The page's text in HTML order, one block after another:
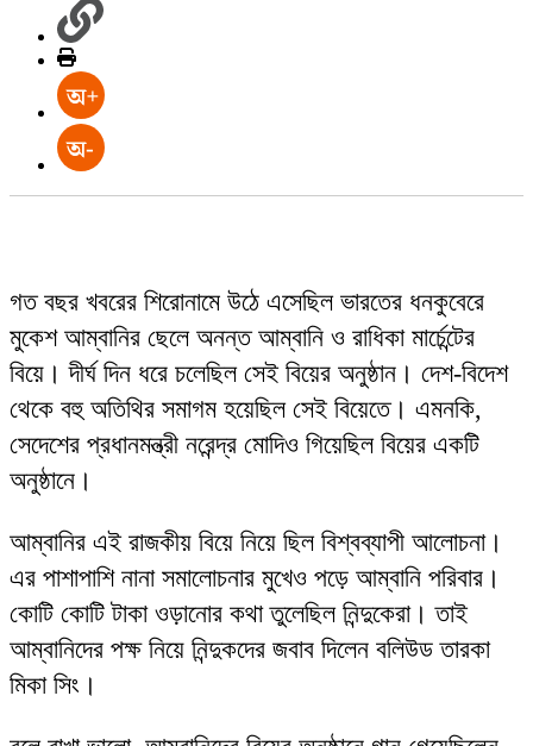
গত বছর খবরের শিরোনামে উঠে এসেছিল ভারতের ধনকুবেরে
মুকেশ আম্বানির ছেলে অনন্ত আম্বানি ও রাধিকা মার্চেন্টের
বিয়ে। দীর্ঘ দিন ধরে চলেছিল সেই বিয়ের অনুষ্ঠান। দেশ-বিদেশ
থেকে বহু অতিথির সমাগম হয়েছিল সেই বিয়েতে। এমনকি,
সেদেশের প্রধানমন্ত্রী নরেন্দ্র মোদিও গিয়েছিল বিয়ের একটি
অনুষ্ঠানে।
আম্বানির এই রাজকীয় বিয়ে নিয়ে ছিল বিশ্বব্যাপী আলোচনা।
এর পাশাপাশি নানা সমালোচনার মুখেও পড়ে আম্বানি পরিবার।
কোটি কোটি টাকা ওড়ানোর কথা তুলেছিল নিন্দুকেরা। তাই
আম্বানিদের পক্ষ নিয়ে নিন্দুকদের জবাব দিলেন বলিউড তারকা
মিকা সিং।